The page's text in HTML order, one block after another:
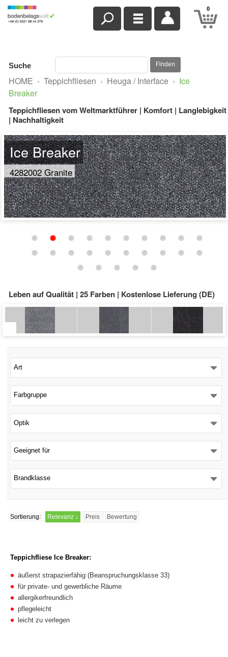
0
Suche Finden
HOME › Teppichfliesen › Heuga / Interface › Ice
Breaker
Teppichfliesen vom Weltmarktführer | Komfort | Langlebigkeit
| Nachhaltigkeit
Leben auf Qualität | 25 Farben | Kostenlose Lieferung (DE)
Art
Farbgruppe
Optik
Geeignet für
Brandklasse
Sortierung: Relevanz ↓ Preis Bewertung
Teppichfliese Ice Breaker:
äußerst strapazierfähig (Beanspruchungsklasse 33)
für private- und gewerbliche Räume
allergikerfreundlich
pflegeleicht
leicht zu verlegen